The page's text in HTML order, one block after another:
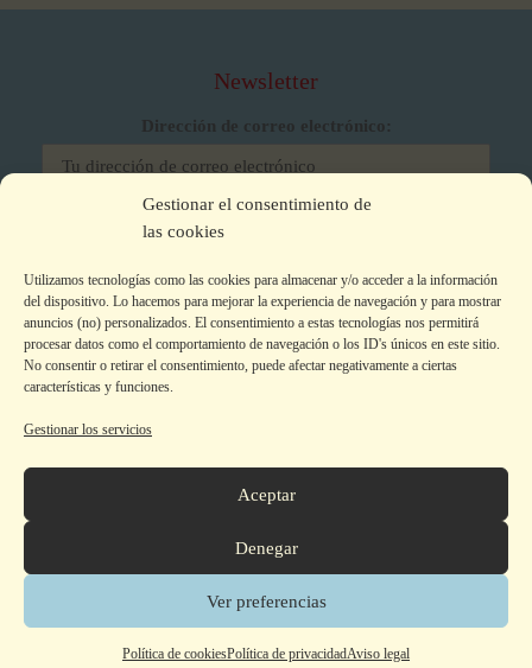
Gestionar el consentimiento de
las cookies
Utilizamos tecnologías como las cookies para almacenar y/o acceder a la información
del dispositivo. Lo hacemos para mejorar la experiencia de navegación y para mostrar
anuncios (no) personalizados. El consentimiento a estas tecnologías nos permitirá
procesar datos como el comportamiento de navegación o los ID's únicos en este sitio.
No consentir o retirar el consentimiento, puede afectar negativamente a ciertas
características y funciones.
Gestionar los servicios
Aceptar
Denegar
Ver preferencias
Polí­tica de cookiesPolí­tica de privacidadAviso legal
Newsletter
Dirección de correo electrónico:
He leído y acepto los términos y condiciones
Colecciones
Autor@s
Contacto